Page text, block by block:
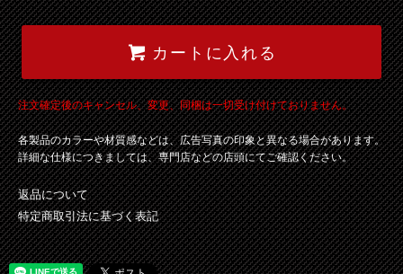
カートに入れる
注文確定後のキャンセル、変更、同梱は一切受け付けておりません。
各製品のカラーや材質感などは、広告写真の印象と異なる場合があります。
詳細な仕様につきましては、専門店などの店頭にてご確認ください。
返品について
特定商取引法に基づく表記